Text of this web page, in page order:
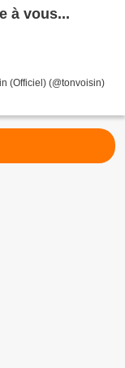
à vous...
(Officiel) (@tonvoisin)